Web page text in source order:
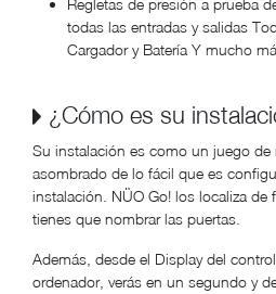
Regletas de presión a prueba
todas las entradas y salidas
Cargador y Batería Y mucho
¿Cómo es su
Su instalación es como un juego de
asombrado de lo fácil que es
instalación. NÜO Go! los localiza
tienes que nombrar las puertas.
Además, desde el Display del
ordenador, verás en un segundo y